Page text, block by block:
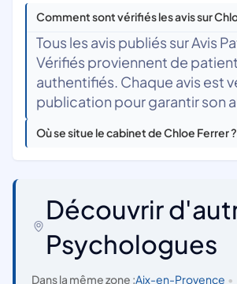
Comment sont vérifiés les avis sur
Tous les avis publiés sur Avis
Vérifiés proviennent de
authentifiés. Chaque avis est
publication pour garantir son
Où se situe le cabinet de Chloe Ferrer ?
Découvrir
Psychologues
Dans la même zone :Aix-en-Provence •